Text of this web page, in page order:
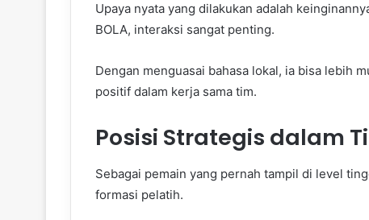
Upaya nyata yang dilakukan adalah
BOLA, interaksi sangat penting.
Dengan menguasai bahasa lokal, ia bisa lebih
positif dalam kerja sama tim.
Posisi Strategis dalam
Sebagai pemain yang pernah tampil di level
formasi pelatih.